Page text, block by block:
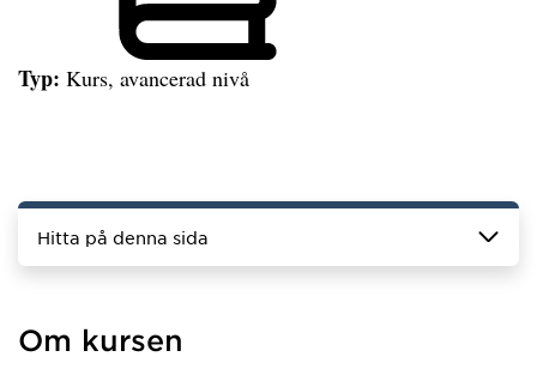
Typ: Kurs, avancerad nivå
Hitta på denna sida
Om kursen